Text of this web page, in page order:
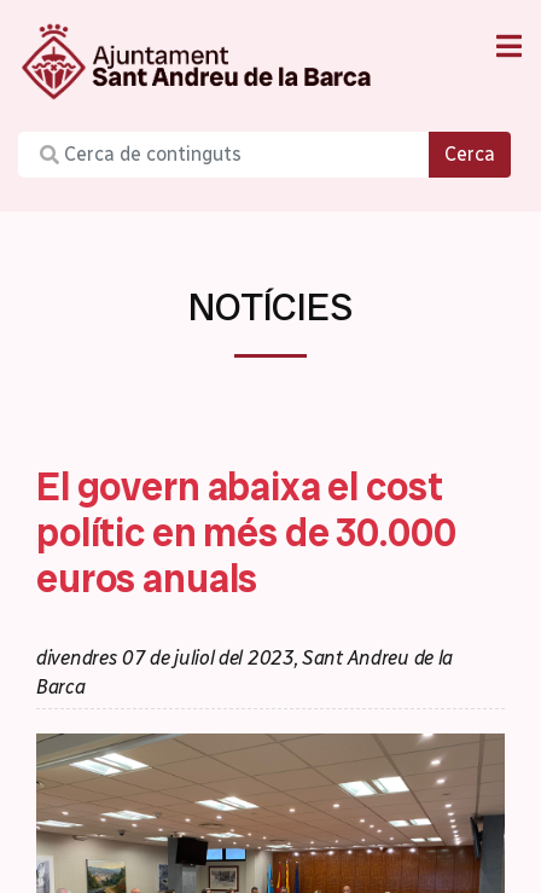
Cerca
NOTÍCIES
El govern abaixa el cost
polític en més de 30.000
euros anuals
divendres 07 de juliol del 2023, Sant Andreu de la
Barca